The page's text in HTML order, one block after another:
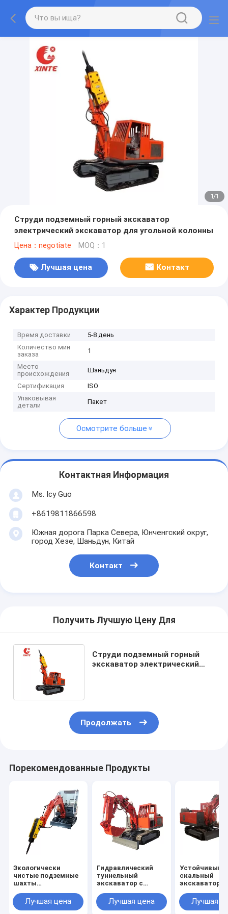
1/1
Струди подземный горный экскаватор
электрический экскаватор для угольной колонны
Цена：negotiate MOQ：1
Лучшая цена Контакт
Характер Продукции
Время доставки
5-8 день
Количество мин
заказа
1
Место
происхождения
Шаньдун
Сертификация
ISO
Упаковывая
детали
Пакет
Осмотрите больше
Контактная Информация
Ms. Icy Guo
+8619811866598
Южная дорога Парка Севера, Юнченгский округ,
город Хезе, Шаньдун, Китай
Контакт
Получить Лучшую Цену Для
Струди подземный горный
экскаватор электрический
Продолжать
Порекомендованные Продукты
Экологически
чистые подземные
шахты
Без загрязнения
Лучшая цена
Гидравлический
туннельный
экскаватор с
шума для узких
подземных шахт
Лучшая цена
Устойчивый
скальный
экскаватор
экскаватор
высокая
Лучшая